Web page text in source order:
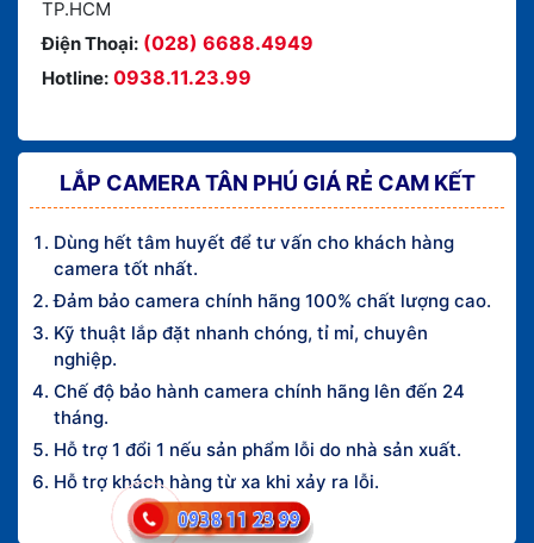
TP.HCM
Điện Thoại: (028) 6688.4949
Hotline: 0938.11.23.99
LẮP CAMERA TÂN PHÚ GIÁ RẺ CAM KẾT
Dùng hết tâm huyết để tư vấn cho khách hàng
camera tốt nhất.
Đảm bảo camera chính hãng 100% chất lượng cao.
Kỹ thuật lắp đặt nhanh chóng, tỉ mỉ, chuyên
nghiệp.
Chế độ bảo hành camera chính hãng lên đến 24
tháng.
Hỗ trợ 1 đổi 1 nếu sản phẩm lỗi do nhà sản xuất.
Hỗ trợ khách hàng từ xa khi xảy ra lỗi.